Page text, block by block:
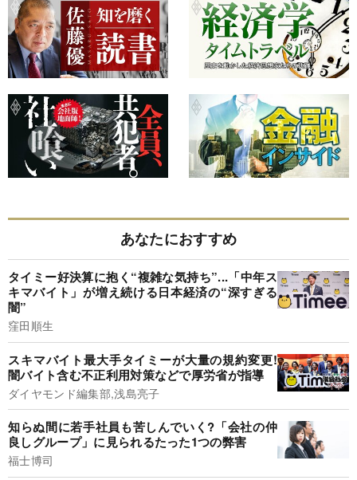
あなたにおすすめ
タイミー好決算に抱く“複雑な気持ち”...「中年ス
キマバイト」が増え続ける日本経済の“深すぎる
闇”
窪田順生
スキマバイト最大手タイミーが大量の規約変更!
闇バイト含む不正利用対策などで厚労省が指導
ダイヤモンド編集部,浅島亮子
知らぬ間に若手社員も苦しんでいく?「会社の仲
良しグループ」に見られるたった1つの弊害
福士博司